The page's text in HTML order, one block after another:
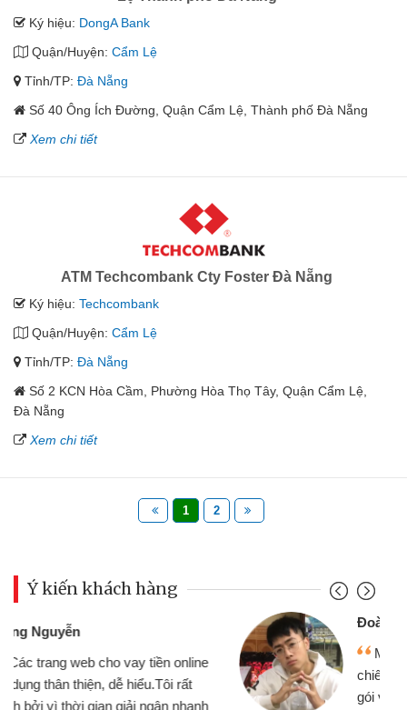
Ký hiệu: DongA Bank
Quận/Huyện: Cẩm Lệ
Tỉnh/TP: Đà Nẵng
Số 40 Ông Ích Đường, Quận Cẩm Lệ, Thành phố Đà Nẵng
Xem chi tiết
ATM Techcombank Cty Foster Đà Nẵng
Ký hiệu: Techcombank
Quận/Huyện: Cẩm Lệ
Tỉnh/TP: Đà Nẵng
Số 2 KCN Hòa Cầm, Phường Hòa Thọ Tây, Quận Cẩm Lệ,
Đà Nẵng
Xem chi tiết
1 2
Ý kiến khách hàng
Mình cần tiền gấp nên định cầm cố
chiếc xe wave nhưng thật may đã có
gói vay tiền bằng CMND online không